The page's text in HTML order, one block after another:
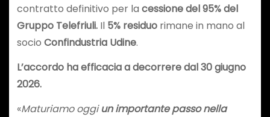
contratto definitivo per la cessione del 95% del
Gruppo Telefriuli.Il 5% residuorimane in mano al
socio Confindustria Udine.
L’accordo ha efficacia a decorrere dal 30 giugno
2026.
«Maturiamo oggiun importante passo nella